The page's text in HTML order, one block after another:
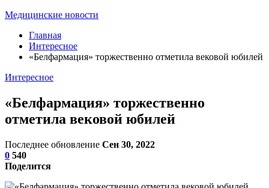
Медицинские новости
Главная
Интересное
«Белфармация» торжественно отметила вековой юбилей
Интересное
«Белфармация» торжественно
отметила вековой юбилей
Последнее обновление Сен 30, 2022
0 540
Поделится